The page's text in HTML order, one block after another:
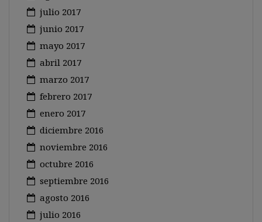
julio 2017
junio 2017
mayo 2017
abril 2017
marzo 2017
febrero 2017
enero 2017
diciembre 2016
noviembre 2016
octubre 2016
septiembre 2016
agosto 2016
julio 2016